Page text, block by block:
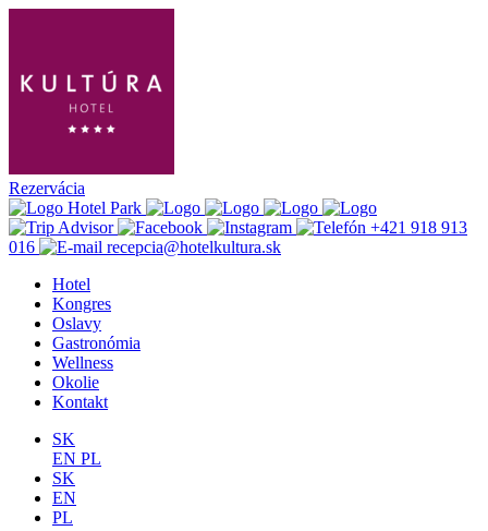
Rezervácia
+421 918 913
016
recepcia@hotelkultura.sk
Hotel
Kongres
Oslavy
Gastronómia
Wellness
Okolie
Kontakt
SK
EN PL
SK
EN
PL